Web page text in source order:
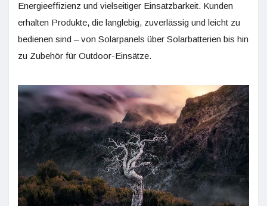
Energieeffizienz und vielseitiger Einsatzbarkeit. Kunden
erhalten Produkte, die langlebig, zuverlässig und leicht zu
bedienen sind – von Solarpanels über Solarbatterien bis hin
zu Zubehör für Outdoor-Einsätze.